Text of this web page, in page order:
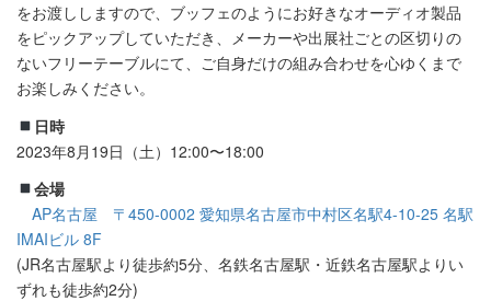
をお渡ししますので、ブッフェのようにお好きなオーディオ製品
をピックアップしていただき、メーカーや出展社ごとの区切りの
ないフリーテーブルにて、ご自身だけの組み合わせを心ゆくまで
お楽しみください。
日時
2023年8月19日（土）12:00〜18:00
会場
AP名古屋 〒450-0002 愛知県名古屋市中村区名駅4-10-25 名駅
IMAIビル 8F
(JR名古屋駅より徒歩約5分、名鉄名古屋駅・近鉄名古屋駅よりい
ずれも徒歩約2分)